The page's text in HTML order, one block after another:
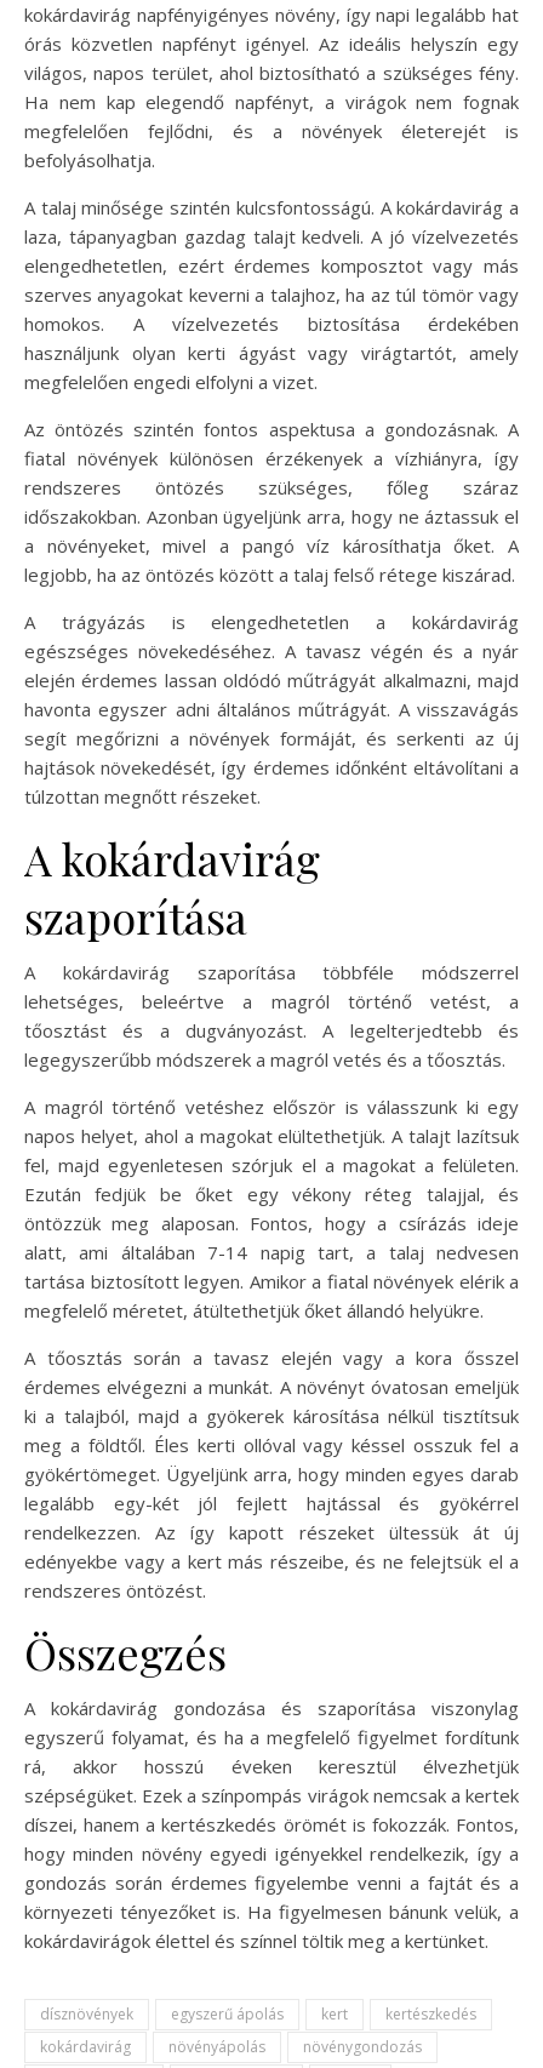
kokárdavirág napfényigényes növény, így napi legalább hat
órás közvetlen napfényt igényel. Az ideális helyszín egy
világos, napos terület, ahol biztosítható a szükséges fény.
Ha nem kap elegendő napfényt, a virágok nem fognak
megfelelően fejlődni, és a növények életerejét is
befolyásolhatja.
A talaj minősége szintén kulcsfontosságú. A kokárdavirág a
laza, tápanyagban gazdag talajt kedveli. A jó vízelvezetés
elengedhetetlen, ezért érdemes komposztot vagy más
szerves anyagokat keverni a talajhoz, ha az túl tömör vagy
homokos. A vízelvezetés biztosítása érdekében
használjunk olyan kerti ágyást vagy virágtartót, amely
megfelelően engedi elfolyni a vizet.
Az öntözés szintén fontos aspektusa a gondozásnak. A
fiatal növények különösen érzékenyek a vízhiányra, így
rendszeres öntözés szükséges, főleg száraz
időszakokban. Azonban ügyeljünk arra, hogy ne áztassuk el
a növényeket, mivel a pangó víz károsíthatja őket. A
legjobb, ha az öntözés között a talaj felső rétege kiszárad.
A trágyázás is elengedhetetlen a kokárdavirág
egészséges növekedéséhez. A tavasz végén és a nyár
elején érdemes lassan oldódó műtrágyát alkalmazni, majd
havonta egyszer adni általános műtrágyát. A visszavágás
segít megőrizni a növények formáját, és serkenti az új
hajtások növekedését, így érdemes időnként eltávolítani a
túlzottan megnőtt részeket.
A kokárdavirág
szaporítása
A kokárdavirág szaporítása többféle módszerrel
lehetséges, beleértve a magról történő vetést, a
tőosztást és a dugványozást. A legelterjedtebb és
legegyszerűbb módszerek a magról vetés és a tőosztás.
A magról történő vetéshez először is válasszunk ki egy
napos helyet, ahol a magokat elültethetjük. A talajt lazítsuk
fel, majd egyenletesen szórjuk el a magokat a felületen.
Ezután fedjük be őket egy vékony réteg talajjal, és
öntözzük meg alaposan. Fontos, hogy a csírázás ideje
alatt, ami általában 7-14 napig tart, a talaj nedvesen
tartása biztosított legyen. Amikor a fiatal növények elérik a
megfelelő méretet, átültethetjük őket állandó helyükre.
A tőosztás során a tavasz elején vagy a kora ősszel
érdemes elvégezni a munkát. A növényt óvatosan emeljük
ki a talajból, majd a gyökerek károsítása nélkül tisztítsuk
meg a földtől. Éles kerti ollóval vagy késsel osszuk fel a
gyökértömeget. Ügyeljünk arra, hogy minden egyes darab
legalább egy-két jól fejlett hajtással és gyökérrel
rendelkezzen. Az így kapott részeket ültessük át új
edényekbe vagy a kert más részeibe, és ne felejtsük el a
rendszeres öntözést.
Összegzés
A kokárdavirág gondozása és szaporítása viszonylag
egyszerű folyamat, és ha a megfelelő figyelmet fordítunk
rá, akkor hosszú éveken keresztül élvezhetjük
szépségüket. Ezek a színpompás virágok nemcsak a kertek
díszei, hanem a kertészkedés örömét is fokozzák. Fontos,
hogy minden növény egyedi igényekkel rendelkezik, így a
gondozás során érdemes figyelembe venni a fajtát és a
környezeti tényezőket is. Ha figyelmesen bánunk velük, a
kokárdavirágok élettel és színnel töltik meg a kertünket.
dísznövények egyszerű ápolás kert
kertészkedés
kokárdavirág
növényápolás növénygondozás